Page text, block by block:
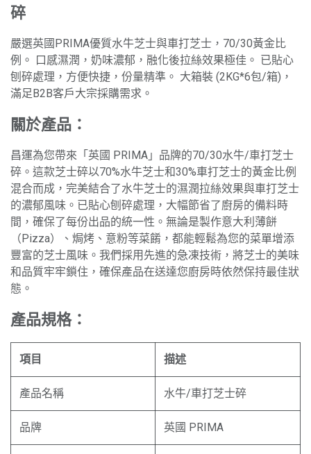
碎
嚴選英國PRIMA優質水牛芝士與車打芝士，70/30黃金比
例。 口感濕潤，奶味濃郁，融化後拉絲效果極佳。 已貼心
刨碎處理，方便快捷，份量精準。 大箱裝 (2KG*6包/箱)，
滿足B2B客戶大宗採購需求。
關於產品：
昌運為您帶來「英國 PRIMA」品牌的70/30水牛/車打芝士
碎。這款芝士碎以70%水牛芝士和30%車打芝士的黃金比例
混合而成，完美結合了水牛芝士的濕潤拉絲效果與車打芝士
的濃郁風味。已貼心刨碎處理，大幅節省了廚房的備料時
間，確保了每份出品的統一性。無論是製作意大利薄餅
（Pizza）、焗烤、意粉等菜餚，都能輕鬆為您的菜單增添
豐富的芝士風味。我們採用先進的急凍技術，將芝士的美味
和品質牢牢鎖住，確保產品在送達您廚房時依然保持最佳狀
態。
產品規格：
項目 描述
產品名稱 水牛/車打芝士碎
品牌 英國 PRIMA